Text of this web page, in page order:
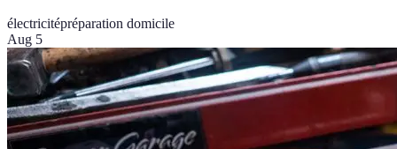
électricitépréparation domicile
Aug 5